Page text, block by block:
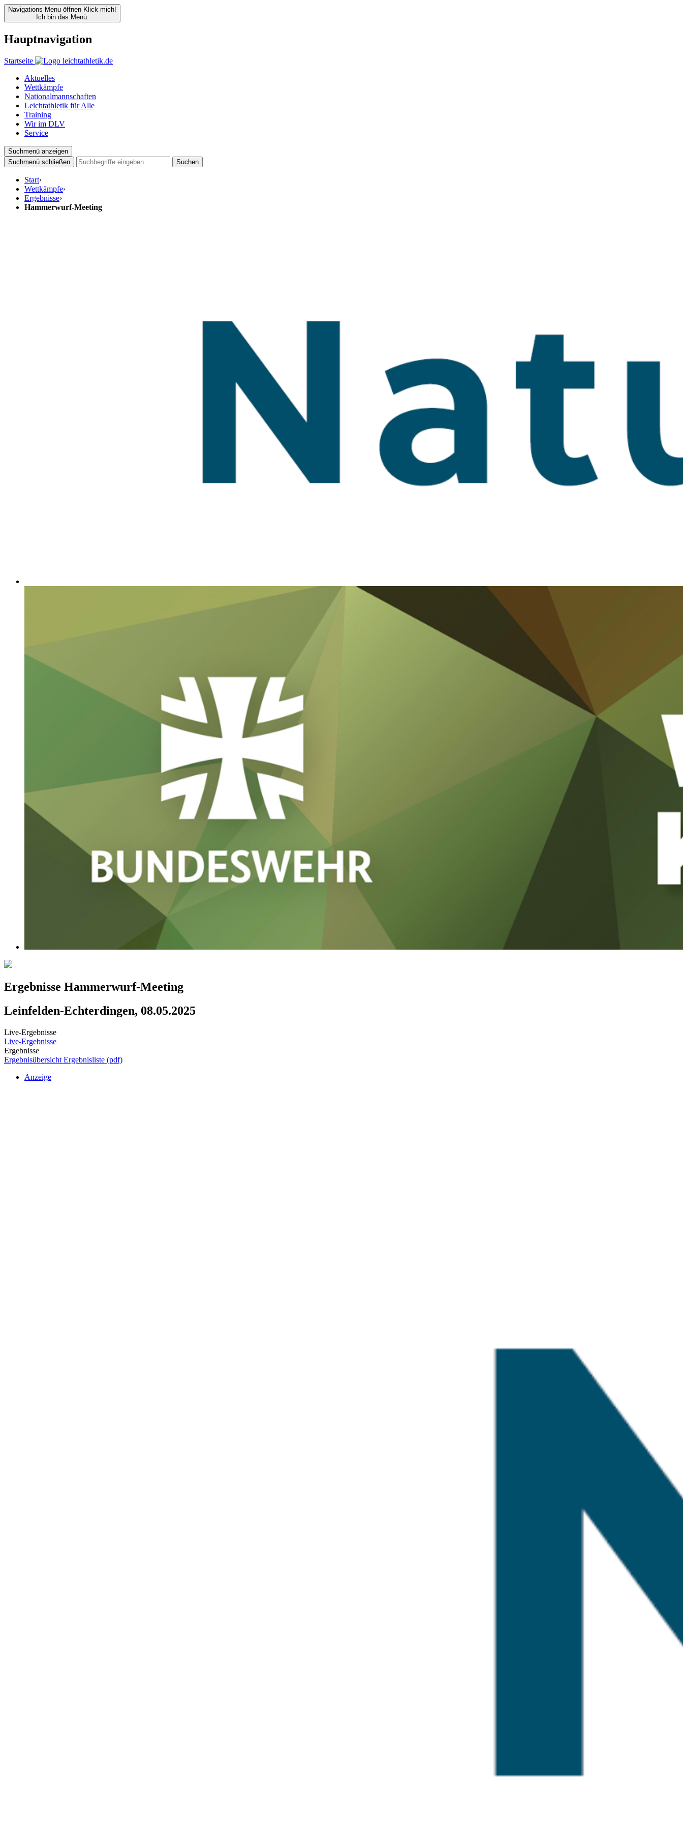
Navigations Menu öffnen Klick mich!
Ich bin das Menü.
Hauptnavigation
Startseite
Aktuelles
Wettkämpfe
Nationalmannschaften
Leichtathletik für Alle
Training
Wir im DLV
Service
Suchmenü anzeigen
Suchmenü schließen
Suchen
Start›
Wettkämpfe›
Ergebnisse›
Hammerwurf-Meeting
Ergebnisse Hammerwurf-Meeting
Leinfelden-Echterdingen, 08.05.2025
Live-Ergebnisse
Live-Ergebnisse
Ergebnisse
Ergebnisübersicht Ergebnisliste (pdf)
Anzeige